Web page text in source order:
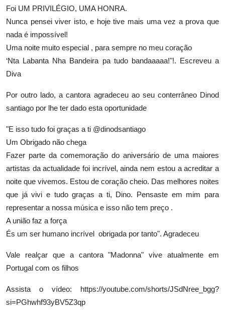
Foi UM PRIVILÉGIO, UMA HONRA.
Nunca pensei viver isto, e hoje tive mais uma vez a prova que
nada é impossível!
Uma noite muito especial , para sempre no meu coração
‘Nta Labanta Nha Bandeira pa tudo bandaaaaa!"!. Escreveu a
Diva
Por outro lado, a cantora agradeceu ao seu conterrâneo Dinod
santiago por lhe ter dado esta oportunidade
"E isso tudo foi graças a ti @dinodsantiago
Um Obrigado não chega
Fazer parte da comemoração do aniversário de uma maiores
artistas da actualidade foi incrível, ainda nem estou a acreditar a
noite que vivemos. Estou de coração cheio. Das melhores noites
que já vivi e tudo graças a ti, Dino. Pensaste em mim para
representar a nossa música e isso não tem preço .
A união faz a força
És um ser humano incrível obrigada por tanto". Agradeceu
Vale realçar que a cantora "Madonna" vive atualmente em
Portugal com os filhos
Assista o vídeo: https://youtube.com/shorts/JSdNree_bgg?
si=PGhwhf93yBV5Z3qp